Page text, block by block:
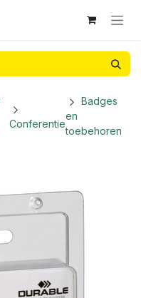
Conferentie
Badges
en
toebehoren